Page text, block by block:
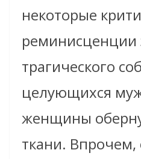
некоторые
реминисценции
трагического
целующихся
женщины
ткани. Впрочем,